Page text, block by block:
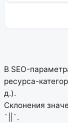
В SEO-
ресурса-
д.).
Склонения
`||`.